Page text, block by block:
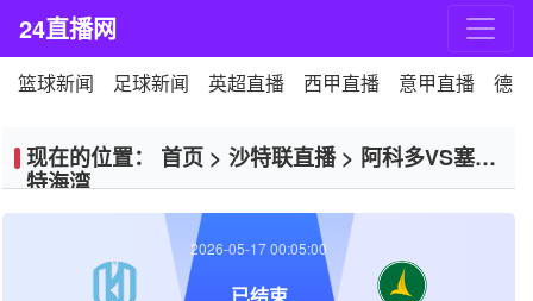
24直播网
篮球新闻 足球新闻 英超直播 西甲直播 意甲直播 德
现在的位置： 首页 > 沙特联直播> 阿科多VS塞哈
特海湾
2026-05-17 00:05:00